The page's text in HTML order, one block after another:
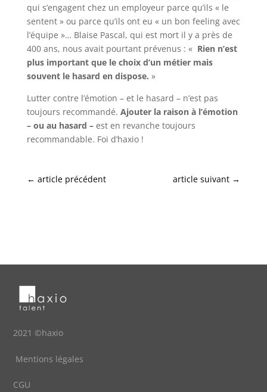
qui s’engagent chez un employeur parce qu’ils « le
sentent » ou parce qu’ils ont eu « un bon feeling avec
l’équipe »… Blaise Pascal, qui est mort il y a près de
400 ans, nous avait pourtant prévenus : « Rien n’est
plus important que le choix d’un métier mais
souvent le hasard en dispose. »
Lutter contre l’émotion – et le hasard – n’est pas
toujours recommandé. Ajouter la raison à l’émotion
– ou au hasard –est en revanche toujours
recommandable. Foi d’haxio !
← article précédent article suivant →
2021 ©haxio
Mentions légales
CGU